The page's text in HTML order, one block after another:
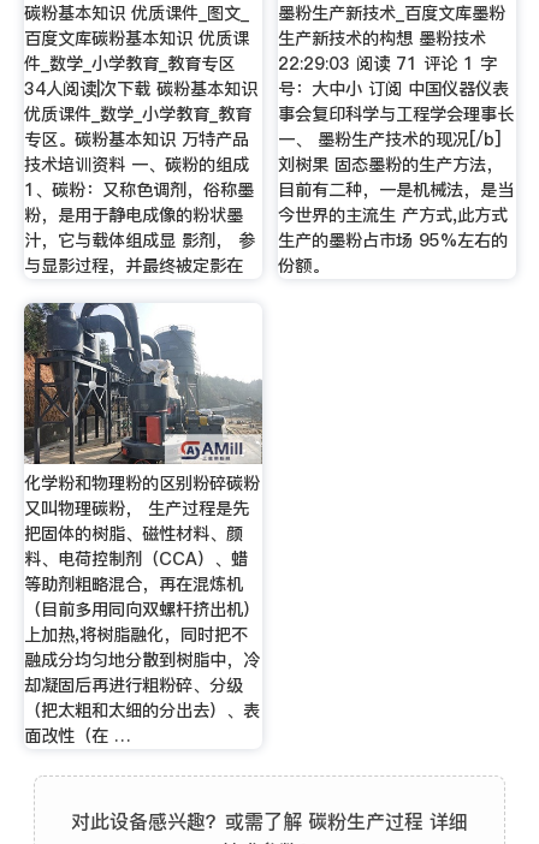
碳粉基本知识 优质课件_图文_
百度文库碳粉基本知识 优质课
件_数学_小学教育_教育专区
34人阅读|次下载 碳粉基本知识
优质课件_数学_小学教育_教育
专区。碳粉基本知识 万特产品
技术培训资料 一、碳粉的组成
1、碳粉：又称色调剂，俗称墨
粉，是用于静电成像的粉状墨
汁，它与载体组成显 影剂， 参
与显影过程，并最终被定影在
墨粉生产新技术_百度文库墨粉
生产新技术的构想 墨粉技术
22:29:03 阅读 71 评论 1 字
号：大中小 订阅 中国仪器仪表
事会复印科学与工程学会理事长
一、 墨粉生产技术的现况[/b]
刘树果 固态墨粉的生产方法，
目前有二种，一是机械法，是当
今世界的主流生 产方式,此方式
生产的墨粉占市场 95%左右的
份额。
化学粉和物理粉的区别粉碎碳粉
又叫物理碳粉， 生产过程是先
把固体的树脂、磁性材料、颜
料、电荷控制剂（CCA）、蜡
等助剂粗略混合，再在混炼机
（目前多用同向双螺杆挤出机）
上加热,将树脂融化，同时把不
融成分均匀地分散到树脂中，冷
却凝固后再进行粗粉碎、分级
（把太粗和太细的分出去）、表
面改性（在 …
对此设备感兴趣？或需了解 碳粉生产过程 详细